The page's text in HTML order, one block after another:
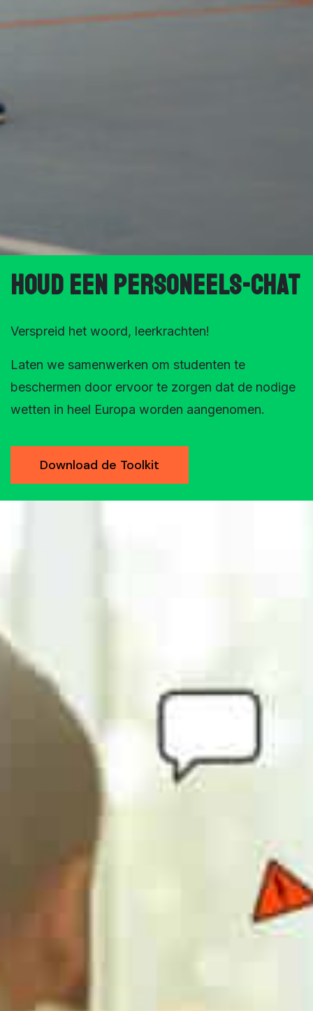
Houd een personeels-chat
Verspreid het woord, leerkrachten!
Laten we samenwerken om studenten te
beschermen door ervoor te zorgen dat de nodige
wetten in heel Europa worden aangenomen.
Download de Toolkit